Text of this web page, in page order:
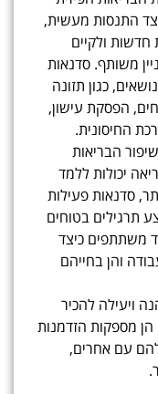
התנסות מעשית,
ולקיים
משותף. סדנאות
כגון תזונה
הפסקת עישון,
החיסונית.
הבריאות
יכולות ללמד
סדנאות פעילות
תרגילים בטוחים
משתתפים כיצד
והן בחייהם
ויעילה להכיר
מספקות הזדמנות
עם אחרים,